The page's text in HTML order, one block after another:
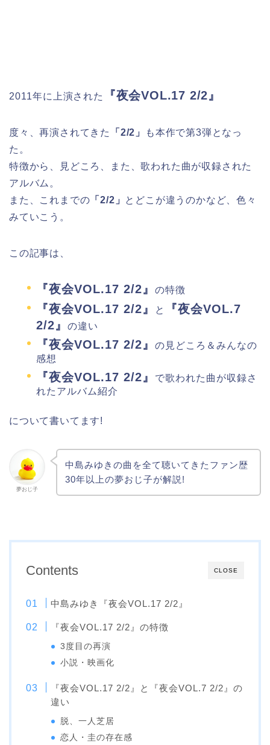
2011年に上演された 『夜会VOL.17 2/2』
度々、再演されてきた 「2/2」
も本作で第3弾となっ
た。
特徴から、見どころ、また、歌われた曲が収録された
アルバム。
また、これまでの 「2/2」 とどこが違うのかなど、色々
みていこう。
この記事は、
『夜会VOL.17 2/2』 の特徴
『夜会VOL.17 2/2』 と
『夜会VOL.7
2/2』
の違い
『夜会VOL.17 2/2』
の見どころ＆みんなの
感想
『夜会VOL.17 2/2』
で歌われた曲が収録さ
れたアルバム紹介
について書いてます!
夢おじ子
中島みゆきの曲を全て聴いてきたファン歴
30年以上の夢おじ子が解説!
CLOSE
Contents
中島みゆき『夜会VOL.17 2/2』
『夜会VOL.17 2/2』の特徴
3度目の再演
小説・映画化
『夜会VOL.17 2/2』と『夜会VOL.7 2/2』の
違い
脱、一人芝居
恋人・圭の存在感